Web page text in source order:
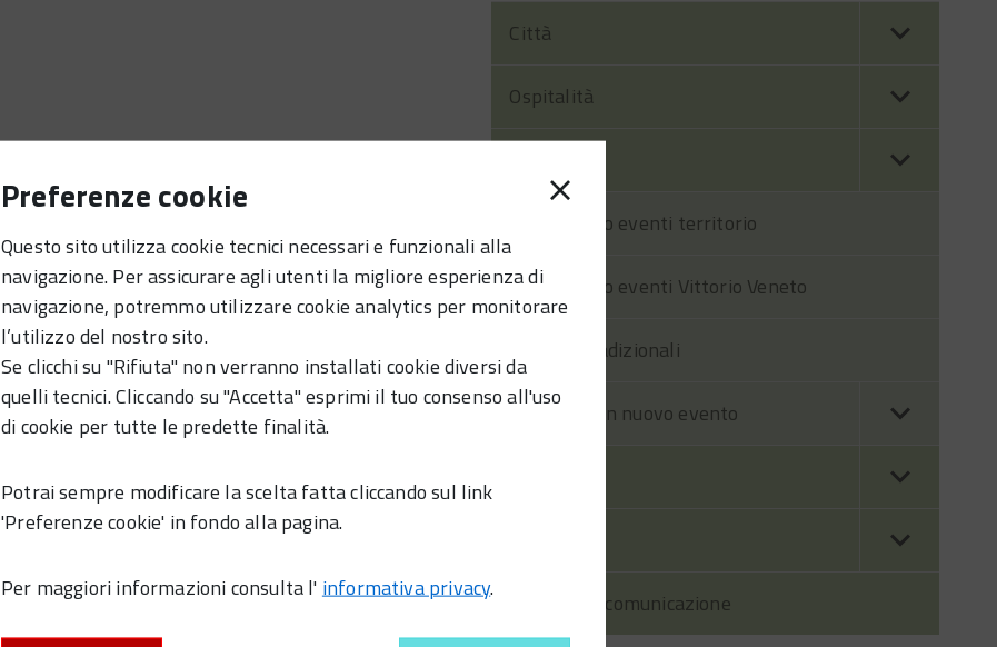
Preferenze cookie
Questo sito utilizza cookie tecnici necessari e funzionali alla
navigazione. Per assicurare agli utenti la migliore esperienza di
navigazione, potremmo utilizzare cookie analytics per monitorare
l’utilizzo del nostro sito.
Se clicchi su "Rifiuta" non verranno installati cookie diversi da
quelli tecnici. Cliccando su "Accetta" esprimi il tuo consenso all'uso
di cookie per tutte le predette finalità.
Potrai sempre modificare la scelta fatta cliccando sul link
'Preferenze cookie' in fondo alla pagina.
Per maggiori informazioni consulta l' informativa privacy.
Città
Ospitalità
Calendario eventi territorio
Calendario eventi Vittorio Veneto
Eventi tradizionali
Segnala un nuovo evento
Prodotti di comunicazione